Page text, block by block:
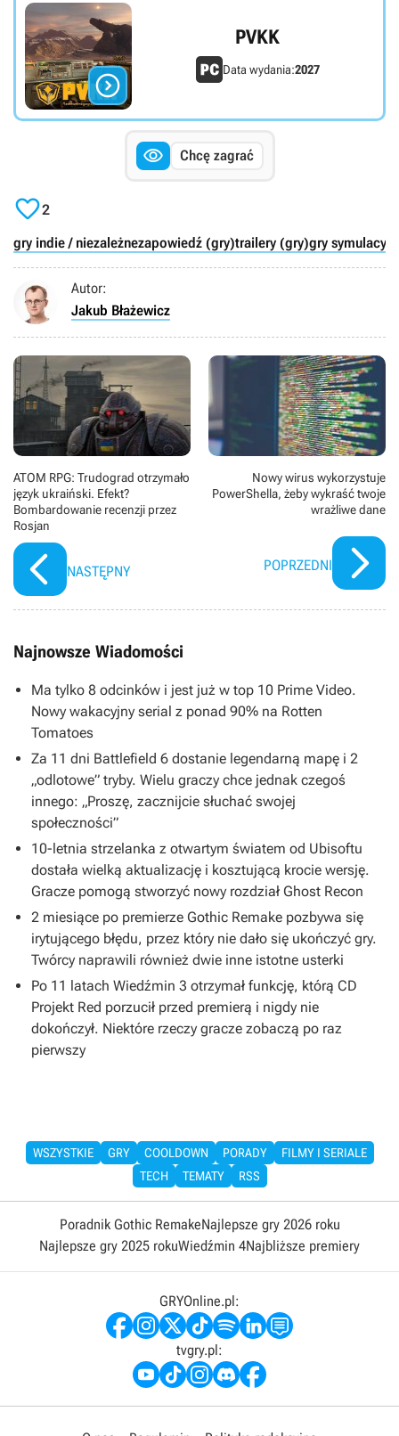

PVKK
Data wydania:2027
 Chcę zagrać
2
gry indie / niezależnezapowiedź (gry)trailery (gry)gry
Autor:
Jakub Błażewicz
ATOM RPG: Trudograd otrzymało
język ukraiński. Efekt?
Bombardowanie recenzji przez
Rosjan
NASTĘPNY
Nowy wirus wykorzystuje
PowerShella, żeby wykraść twoje
wrażliwe dane
POPRZEDNI
Najnowsze Wiadomości
Ma tylko 8 odcinków i jest już w top 10 Prime Video.
Nowy wakacyjny serial z ponad 90% na Rotten
Tomatoes
Za 11 dni Battlefield 6 dostanie legendarną mapę i 2
„odlotowe” tryby. Wielu graczy chce jednak czegoś
innego: „Proszę, zacznijcie słuchać swojej
społeczności”
10-letnia strzelanka z otwartym światem od Ubisoftu
dostała wielką aktualizację i kosztującą krocie wersję.
Gracze pomogą stworzyć nowy rozdział Ghost Recon
2 miesiące po premierze Gothic Remake pozbywa się
irytującego błędu, przez który nie dało się ukończyć gry.
Twórcy naprawili również dwie inne istotne usterki
Po 11 latach Wiedźmin 3 otrzymał funkcję, którą CD
Projekt Red porzucił przed premierą i nigdy nie
dokończył. Niektóre rzeczy gracze zobaczą po raz
pierwszy
WSZYSTKIE GRY COOLDOWN PORADY
FILMY I SERIALE
TECH
TEMATY RSS
Poradnik Gothic RemakeNajlepsze gry 2026 roku
Najlepsze gry 2025 rokuWiedźmin 4Najbliższe premiery
GRYOnline.pl:
tvgry.pl: